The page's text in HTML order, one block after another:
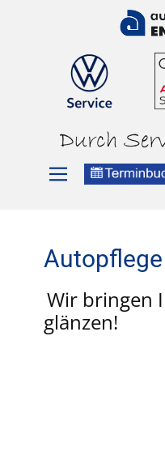
Autopflege
Wir bringen
glänzen!